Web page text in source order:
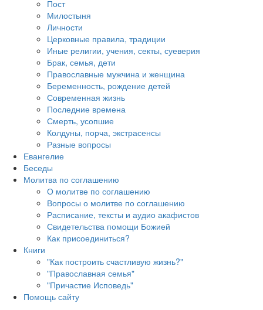
Пост
Милостыня
Личности
Церковные правила, традиции
Иные религии, учения, секты, суеверия
Брак, семья, дети
Православные мужчина и женщина
Беременность, рождение детей
Современная жизнь
Последние времена
Смерть, усопшие
Колдуны, порча, экстрасенсы
Разные вопросы
Евангелие
Беседы
Молитва по соглашению
О молитве по соглашению
Вопросы о молитве по соглашению
Расписание, тексты и аудио акафистов
Свидетельства помощи Божией
Как присоединиться?
Книги
"Как построить счастливую жизнь?"
"Православная семья"
"Причастие Исповедь"
Помощь сайту